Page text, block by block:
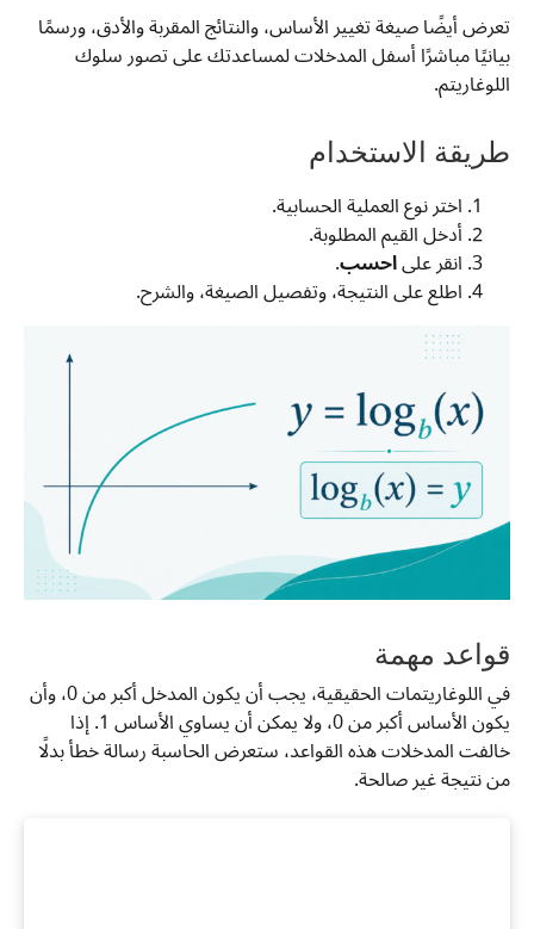
تعرض أيضًا صيغة تغيير الأساس، والنتائج المقربة والأدق، ورسمًا
بيانيًا مباشرًا أسفل المدخلات لمساعدتك على تصور سلوك
اللوغاريتم.
طريقة الاستخدام
اختر نوع العملية الحسابية.
أدخل القيم المطلوبة.
انقر علىاحسب.
اطلع على النتيجة، وتفصيل الصيغة، والشرح.
قواعد مهمة
في اللوغاريتمات الحقيقية، يجب أن يكون المدخل أكبر من 0، وأن
يكون الأساس أكبر من 0، ولا يمكن أن يساوي الأساس 1. إذا
خالفت المدخلات هذه القواعد، ستعرض الحاسبة رسالة خطأ بدلًا
من نتيجة غير صالحة.